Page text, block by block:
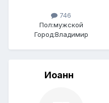
746
Пол:мужской
Город:Владимир
Иоанн